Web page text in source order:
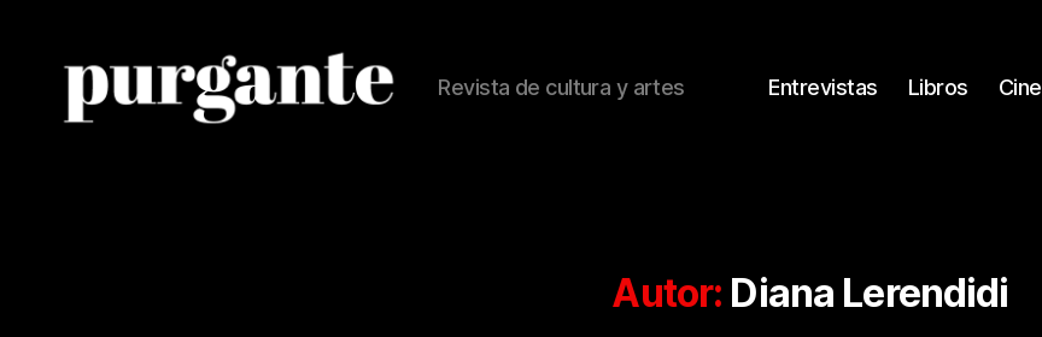
Revista de cultura y artes Entrevistas Libros Cine
Autor: Diana Lerendidi